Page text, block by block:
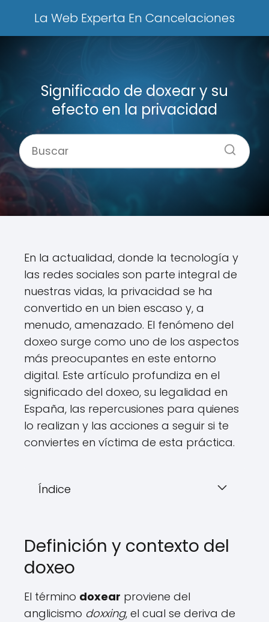
La Web Experta En Cancelaciones
Significado de doxear y su
efecto en la privacidad
En la actualidad, donde la tecnología y
las redes sociales son parte integral de
nuestras vidas, la privacidad se ha
convertido en un bien escaso y, a
menudo, amenazado. El fenómeno del
doxeo surge como uno de los aspectos
más preocupantes en este entorno
digital. Este artículo profundiza en el
significado del doxeo, su legalidad en
España, las repercusiones para quienes
lo realizan y las acciones a seguir si te
conviertes en víctima de esta práctica.
Índice
Definición y contexto del
doxeo
El término doxear proviene del
anglicismo doxxing, el cual se deriva de